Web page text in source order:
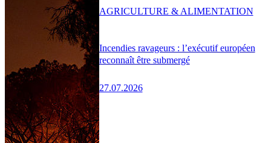
Incendies ravageurs : l’exécutif européen
reconnaît être submergé
27.07.2026
AGRICULTURE & ALIMENTATION